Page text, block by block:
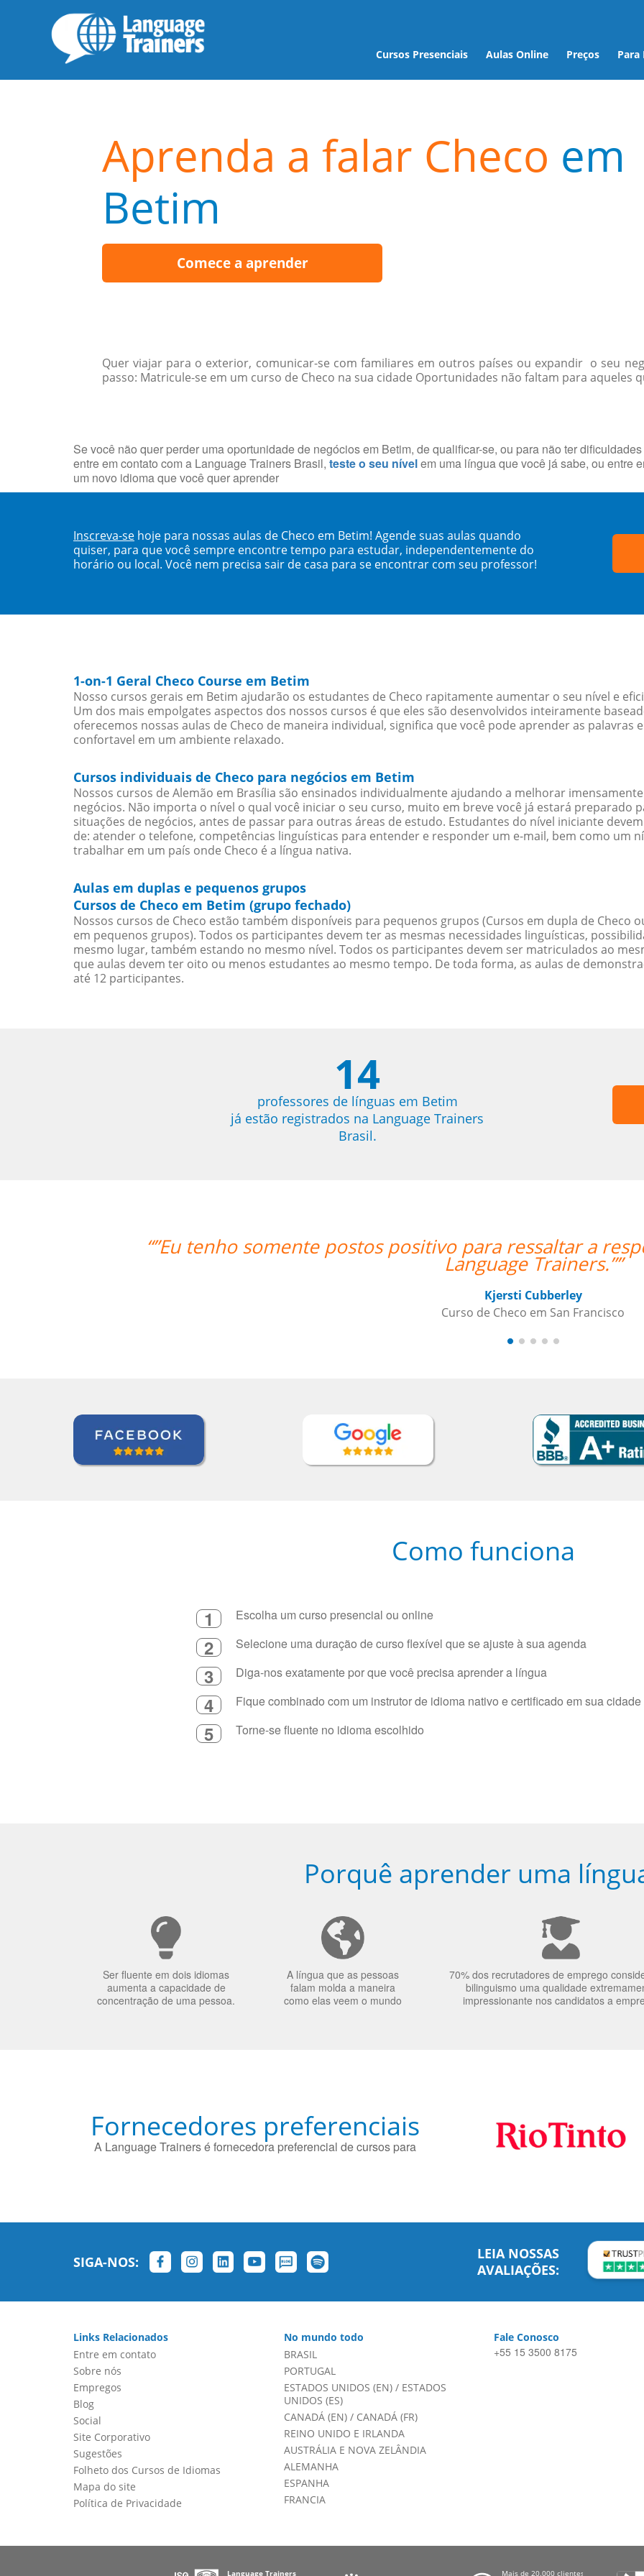
Cursos Presenciais Aulas Online Preços Para
Aprenda a falar Checo em
Betim
Comece a aprender
Quer viajar para o exterior, comunicar-se com familiares em outros países ou expandir o seu
passo: Matricule-se em um curso de Checo na sua cidade Oportunidades não faltam para aqueles
Se você não quer perder uma oportunidade de negócios em Betim, de qualificar-se, ou para não ter
entre em contato com a Language Trainers Brasil, teste o seu nívelem uma língua que você já sabe, ou entre
um novo idioma que você quer aprender
Inscreva-se hoje para nossas aulas de Checo em Betim! Agende suas aulas quando
quiser, para que você sempre encontre tempo para estudar, independentemente do
horário ou local. Você nem precisa sair de casa para se encontrar com seu professor!
1-on-1 Geral Checo Course em Betim
Nosso cursos gerais em Betim ajudarão os estudantes de Checo rapitamente aumentar o seu nível e
Um dos mais empolgates aspectos dos nossos cursos é que eles são desenvolvidos inteiramente
oferecemos nossas aulas de Checo de maneira individual, significa que você pode aprender as palavras
confortavel em um ambiente relaxado.
Cursos individuais de Checo para negócios em Betim
Nossos cursos de Alemão em Brasília são ensinados individualmente ajudando a melhorar
negócios. Não importa o nível o qual você iniciar o seu curso, muito em breve você já estará preparado
situações de negócios, antes de passar para outras áreas de estudo. Estudantes do nível iniciante
de: atender o telefone, competências linguísticas para entender e responder um e-mail, bem como um
trabalhar em um país onde Checo é a língua nativa.
Aulas em duplas e pequenos grupos
Cursos de Checo em Betim (grupo fechado)
Nossos cursos de Checo estão também disponíveis para pequenos grupos (Cursos em dupla de Checo
em pequenos grupos). Todos os participantes devem ter as mesmas necessidades linguísticas,
mesmo lugar, também estando no mesmo nível. Todos os participantes devem ser matriculados ao
que aulas devem ter oito ou menos estudantes ao mesmo tempo. De toda forma, as aulas de
até 12 participantes.
14
professores de línguas em Betim
já estão registrados na Language Trainers
Brasil.
postos positivo para ressaltar a respeito do meu professor Peter e a
Language Trainers.””
Como funciona
1 Escolha um curso presencial ou online
2 Selecione uma duração de curso flexível que se ajuste à sua agenda
3 Diga-nos exatamente por que você precisa aprender a língua
4 Fique combinado com um instrutor de idioma nativo e certificado em sua
5 Torne-se fluente no idioma escolhido
Porquê aprender uma
Ser fluente em dois idiomas
aumenta a capacidade de
concentração de uma pessoa.
A língua que as pessoas
falam molda a maneira
como elas veem o mundo
70% dos recrutadores de emprego
bilinguismo uma qualidade
impressionante nos candidatos a
Fornecedores preferenciais
A Language Trainers é fornecedora preferencial de cursos para
SIGA-NOS:
LEIA NOSSAS
AVALIAÇÕES:
Links Relacionados
Entre em contato
Sobre nós
Empregos
Blog
Social
Site Corporativo
Sugestões
Folheto dos Cursos de Idiomas
Mapa do site
Política de Privacidade
No mundo todo
BRASIL
PORTUGAL
ESTADOS UNIDOS (EN)/ ESTADOS
UNIDOS (ES)
CANADÁ (EN)/ CANADÁ (FR)
REINO UNIDO E IRLANDA
AUSTRÁLIA E NOVA ZELÂNDIA
ALEMANHA
ESPANHA
FRANCIA
Fale Conosco
+55 15 3500 8175